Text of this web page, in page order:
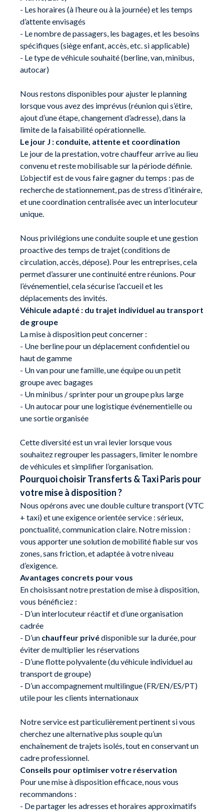
- Les horaires (à l’heure ou à la journée) et les temps
d’attente envisagés
- Le nombre de passagers, les bagages, et les besoins
spécifiques (siège enfant, accès, etc. si applicable)
- Le type de véhicule souhaité (berline, van, minibus,
autocar)
Nous restons disponibles pour ajuster le planning
lorsque vous avez des imprévus (réunion qui s’étire,
ajout d’une étape, changement d’adresse), dans la
limite de la faisabilité opérationnelle.
Le jour J : conduite, attente et coordination
Le jour de la prestation, votre chauffeur arrive au lieu
convenu et reste mobilisable sur la période définie.
L’objectif est de vous faire gagner du temps : pas de
recherche de stationnement, pas de stress d’itinéraire,
et une coordination centralisée avec un interlocuteur
unique.
Nous privilégions une conduite souple et une gestion
proactive des temps de trajet (conditions de
circulation, accès, dépose). Pour les entreprises, cela
permet d’assurer une continuité entre réunions. Pour
l’événementiel, cela sécurise l’accueil et les
déplacements des invités.
Véhicule adapté : du trajet individuel au transport
de groupe
La mise à disposition peut concerner :
- Une berline pour un déplacement confidentiel ou
haut de gamme
- Un van pour une famille, une équipe ou un petit
groupe avec bagages
- Un minibus / sprinter pour un groupe plus large
- Un autocar pour une logistique événementielle ou
une sortie organisée
Cette diversité est un vrai levier lorsque vous
souhaitez regrouper les passagers, limiter le nombre
de véhicules et simplifier l’organisation.
Pourquoi choisir Transferts & Taxi Paris pour
votre mise à disposition ?
Nous opérons avec une double culture transport (VTC
+ taxi) et une exigence orientée service : sérieux,
ponctualité, communication claire. Notre mission :
vous apporter une solution de mobilité fiable sur vos
zones, sans friction, et adaptée à votre niveau
d’exigence.
Avantages concrets pour vous
En choisissant notre prestation de mise à disposition,
vous bénéficiez :
- D’un interlocuteur réactif et d’une organisation
cadrée
- D’un chauffeur privédisponible sur la durée, pour
éviter de multiplier les réservations
- D’une flotte polyvalente (du véhicule individuel au
transport de groupe)
- D’un accompagnement multilingue (FR/EN/ES/PT)
utile pour les clients internationaux
Notre service est particulièrement pertinent si vous
cherchez une alternative plus souple qu’un
enchaînement de trajets isolés, tout en conservant un
cadre professionnel.
Conseils pour optimiser votre réservation
Pour une mise à disposition efficace, nous vous
recommandons :
- De partager les adresses et horaires approximatifs